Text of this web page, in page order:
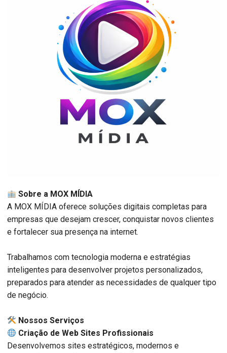
Sobre a MOX MÍDIA
A MOX MÍDIA oferece soluções digitais completas para
empresas que desejam crescer, conquistar novos clientes
e fortalecer sua presença na internet.
Trabalhamos com tecnologia moderna e estratégias
inteligentes para desenvolver projetos personalizados,
preparados para atender as necessidades de qualquer tipo
de negócio.
️ Nossos Serviços
Criação de Web Sites Profissionais
Desenvolvemos sites estratégicos, modernos e